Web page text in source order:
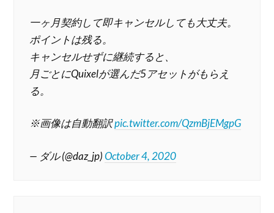
一ヶ月契約して即キャンセルしても大丈夫。
ポイントは残る。
キャンセルせずに継続すると、
月ごとにQuixelが選んだ5アセットがもらえ
る。
※画像は自動翻訳pic.twitter.com/QzmBjEMgpG
— ダル (@daz_jp)October 4, 2020